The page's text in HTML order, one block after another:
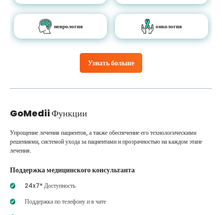
Узнать больше
неврология онкология
GoMediiФункции
Упрощение лечения пациентов, а также обеспечение его технологическими
решениями, системой ухода за пациентами и прозрачностью на каждом этапе
лечения.
Поддержка медицинского консультанта
24x7* Доступность
Поддержка по телефону и в чате